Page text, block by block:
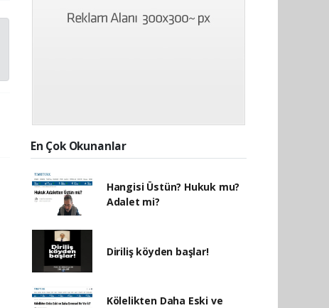
En Çok Okunanlar
Hangisi Üstün? Hukuk mu?
Adalet mi?
Diriliş köyden başlar!
Kölelikten Daha Eski ve